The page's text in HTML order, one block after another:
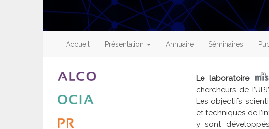
Main
navigation
Accueil Présentation Annuaire Séminaires
Le laboratoire
chercheurs de
Les objectifs
et techniques de
y sont